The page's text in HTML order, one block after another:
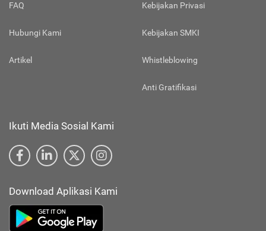
FAQ
Hubungi Kami
Artikel
Kebijakan Privasi
Kebijakan SMKI
Whistleblowing
Anti Gratifikasi
Ikuti Media Sosial Kami
Download Aplikasi Kami